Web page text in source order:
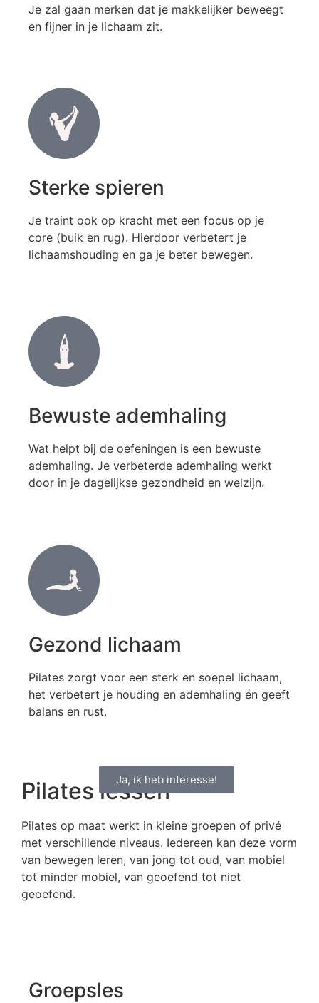
Je zal gaan merken dat je makkelijker beweegt
en fijner in je lichaam zit.
Sterke spieren
Je traint ook op kracht met een focus op je
core (buik en rug). Hierdoor verbetert je
lichaamshouding en ga je beter bewegen.
Bewuste ademhaling
Wat helpt bij de oefeningen is een bewuste
ademhaling. Je verbeterde ademhaling werkt
door in je dagelijkse gezondheid en welzijn.
Gezond lichaam
Pilates zorgt voor een sterk en soepel lichaam,
het verbetert je houding en ademhaling én geeft
balans en rust.
Pilates lessen
Pilates op maat werkt in kleine groepen of privé
met verschillende niveaus. Iedereen kan deze vorm
van bewegen leren, van jong tot oud, van mobiel
tot minder mobiel, van geoefend tot niet
geoefend.
Groepsles
Ja, ik heb interesse!